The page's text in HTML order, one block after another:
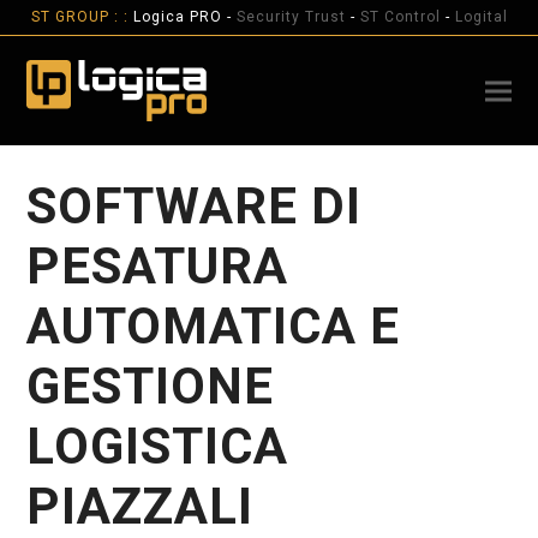
ST GROUP : : Logica PRO - Security Trust - ST Control - Logital
SOFTWARE DI
PESATURA
AUTOMATICA E
GESTIONE
LOGISTICA
PIAZZALI